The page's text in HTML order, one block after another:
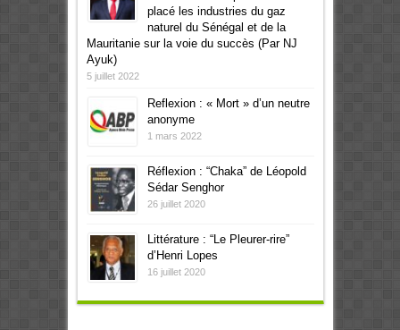
placé les industries du gaz
naturel du Sénégal et de la
Mauritanie sur la voie du succès (Par NJ
Ayuk)
5 juillet 2022
Reflexion : « Mort » d’un neutre
anonyme
1 mars 2022
Réflexion : “Chaka” de Léopold
Sédar Senghor
26 juillet 2020
Littérature : “Le Pleurer-rire”
d’Henri Lopes
16 juillet 2020